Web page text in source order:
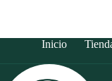
Inicio